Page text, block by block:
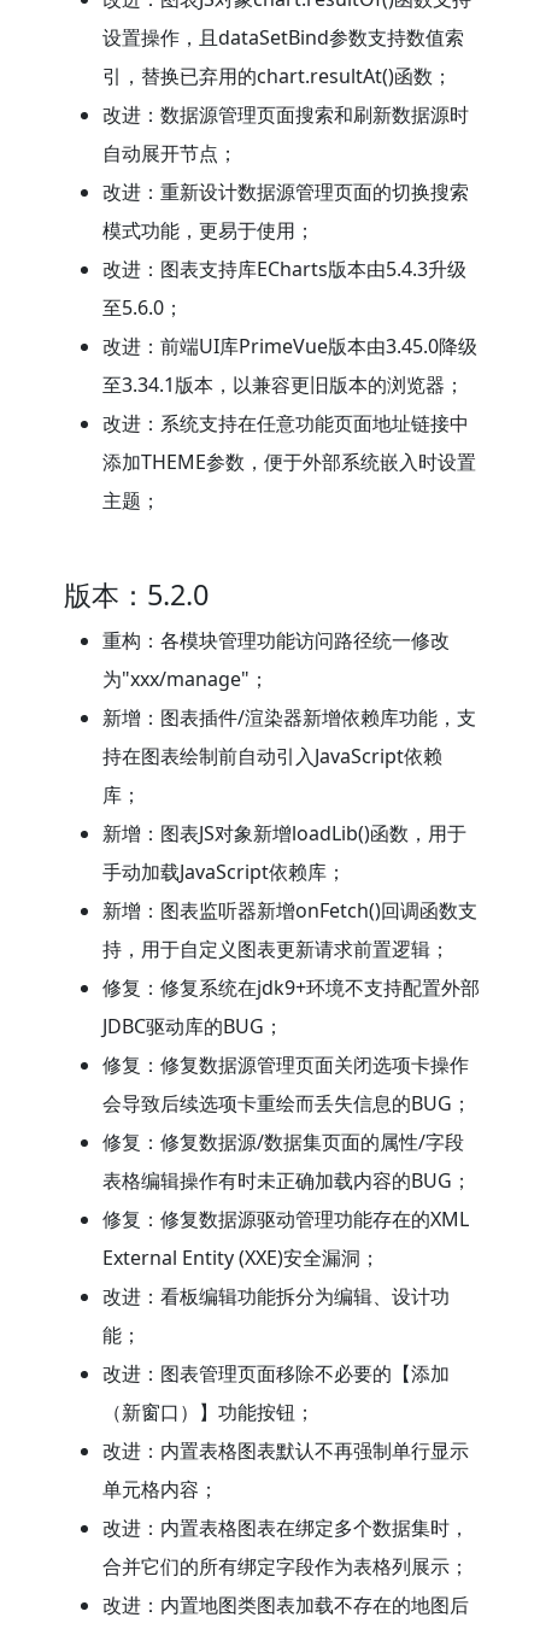
设置操作，且dataSetBind参数支持数值索
引，替换已弃用的chart.resultAt()函数；
改进：数据源管理页面搜索和刷新数据源时
自动展开节点；
改进：重新设计数据源管理页面的切换搜索
模式功能，更易于使用；
改进：图表支持库ECharts版本由5.4.3升级
至5.6.0；
改进：前端UI库PrimeVue版本由3.45.0降级
至3.34.1版本，以兼容更旧版本的浏览器；
改进：系统支持在任意功能页面地址链接中
添加THEME参数，便于外部系统嵌入时设置
主题；
版本：5.2.0
重构：各模块管理功能访问路径统一修改
为"xxx/manage"；
新增：图表插件/渲染器新增依赖库功能，支
持在图表绘制前自动引入JavaScript依赖
库；
新增：图表JS对象新增loadLib()函数，用于
手动加载JavaScript依赖库；
新增：图表监听器新增onFetch()回调函数支
持，用于自定义图表更新请求前置逻辑；
修复：修复系统在jdk9+环境不支持配置外部
JDBC驱动库的BUG；
修复：修复数据源管理页面关闭选项卡操作
会导致后续选项卡重绘而丢失信息的BUG；
修复：修复数据源/数据集页面的属性/字段
表格编辑操作有时未正确加载内容的BUG；
修复：修复数据源驱动管理功能存在的XML
External Entity (XXE)安全漏洞；
改进：看板编辑功能拆分为编辑、设计功
能；
改进：图表管理页面移除不必要的【添加
（新窗口）】功能按钮；
改进：内置表格图表默认不再强制单行显示
单元格内容；
改进：内置表格图表在绑定多个数据集时，
合并它们的所有绑定字段作为表格列展示；
改进：内置地图类图表加载不存在的地图后